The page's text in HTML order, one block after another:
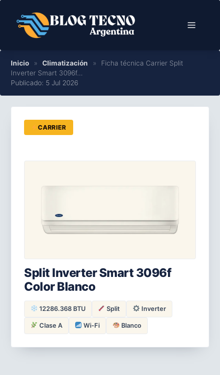
contenido
Menú
Inicio » Climatización »
Ficha técnica Carrier Split
Inverter Smart 3096f…
Publicado: 5 Jul 2026
CARRIER
Split Inverter Smart 3096f
Color Blanco
12286.368 BTU Split Inverter
Clase A Wi-Fi Blanco